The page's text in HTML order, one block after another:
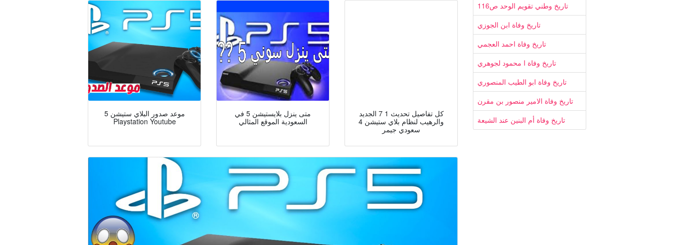
موعد صدور البلاي ستيشن 5
Playstation Youtube
متى ينزل بلايستيشن 5 في
السعودية الموقع المثالي
كل تفاصيل تحديث 1 7 الجديد
والرهيب لنظام بلاي ستيشن 4
سعودي جيمر
تاريخ وطني تقويم الوحد ص116
تاريخ وفاة ابن الجوزي
تاريخ وفاة احمد العجمي
تاريخ وفاة ا محمود لجوهري
تاريخ وفاة ابو الطيب المنصوري
تاريخ وفاة الامير منصور بن مقرن
تاريخ وفاة أم البنين عند الشيعة